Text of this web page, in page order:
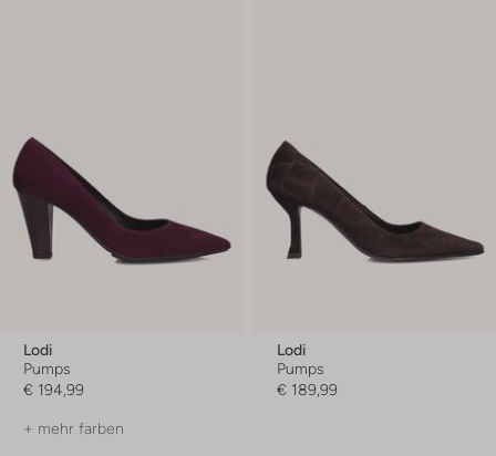
Lodi
Pumps
€ 194,99
+ mehr farben
Lodi
Pumps
€ 189,99